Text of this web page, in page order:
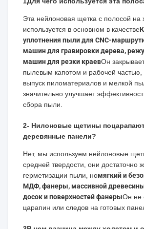
Эта нейлоновая щетка с полосой на
используется в основном в качестве
уплотнения пыли для CNC-
машин для гравировки дерева,
машин для резки краевОн
пылевым капотом и рабочей
выпуск пиломатериалов и мелкой
значительно улучшает
сбора пыли.
2- Нилоновые щетины
деревянные панели?
Нет, мы используем нейлоновые
средней твердости, они достаточно
герметизации пыли, номягкий и
МДФ, фанеры, массивной
досок и поверхностей фанерыОн не
царапин или следов на готовых